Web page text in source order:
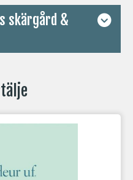
skärgård &